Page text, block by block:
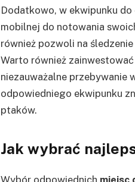
Dodatkowo, w ekwipunku
mobilnej do notowania
również pozwoli na
Warto również
niezauważalne przebywanie
odpowiedniego ekwipunku
ptaków.
Jak wybrać